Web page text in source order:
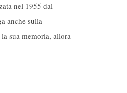
nel 1955 dal
anche sulla
sua memoria, allora